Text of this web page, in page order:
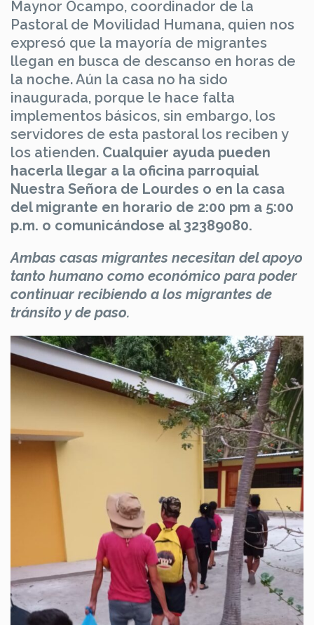
Maynor Ocampo, coordinador de la
Pastoral de Movilidad Humana, quien nos
expresó que la mayoría de migrantes
llegan en busca de descanso en horas de
la noche. Aún la casa no ha sido
inaugurada, porque le hace falta
implementos básicos, sin embargo, los
servidores de esta pastoral los reciben y
los atienden. Cualquier ayuda pueden
hacerla llegar a la oficina parroquial
Nuestra Señora de Lourdes o en la casa
del migrante en horario de 2:00 pm a 5:00
p.m. o comunicándose al 32389080.
Ambas casas migrantes necesitan del apoyo
tanto humano como económico para poder
continuar recibiendo a los migrantes de
tránsito y de paso.